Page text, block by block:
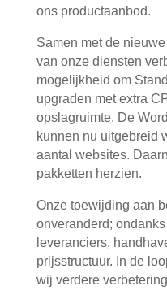
ons productaanbod.
Samen met de
van onze diensten
mogelijkheid om
upgraden met extra
opslagruimte. De
kunnen nu uitgebreid
aantal websites.
pakketten herzien.
Onze toewijding aan
onveranderd;
leveranciers,
prijsstructuur. In de
wij verdere